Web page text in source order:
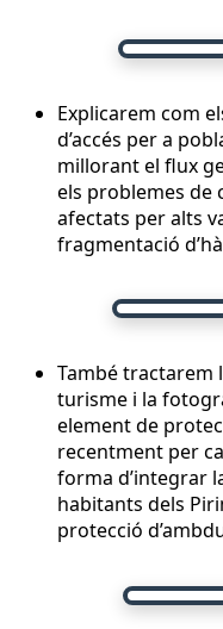
Explicarem com
d’accés per a
millorant el flux
els problemes de
afectats per alts
fragmentació
També tractarem
turisme i la
element de
recentment per
forma d’integrar
habitants dels
protecció